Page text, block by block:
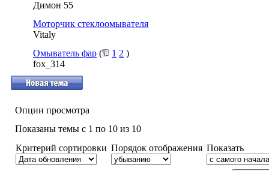
Димон 55
Моторчик стеклоомывателя
Vitaly
Омыватель фар ( 1 2 )
fox_314
Опции просмотра
Показаны темы с 1 по 10 из 10
Критерий сортировки Порядок отображения Показать